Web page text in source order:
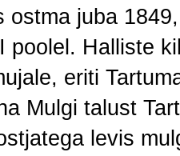
ostma juba
poolel. Halliste
eriti
Mulgi talust
levis